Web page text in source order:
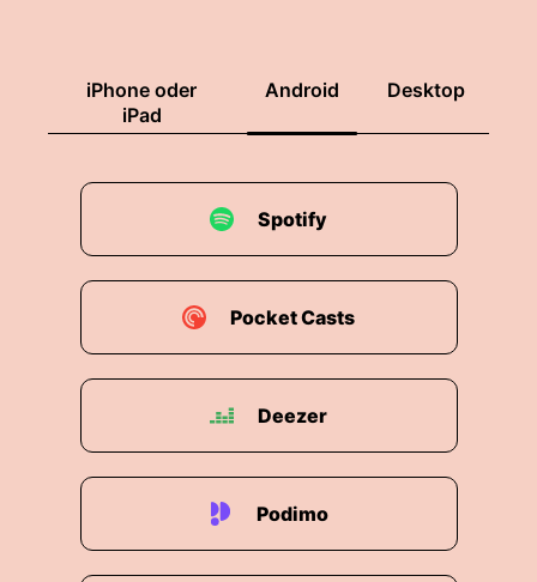
iPhone oder
iPad
Android Desktop
Spotify
Pocket Casts
Deezer
Podimo